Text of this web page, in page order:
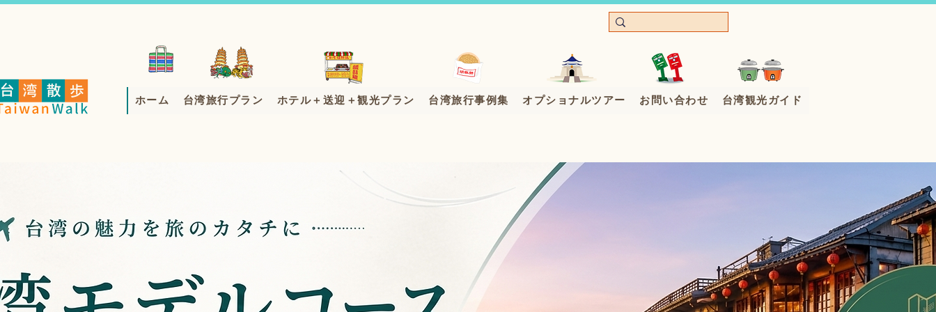
ホーム 台湾旅行プラン ホテル＋送迎＋観光プラン 台湾旅行事例集 オプショナルツアー お問い合わせ 台湾観光ガイド